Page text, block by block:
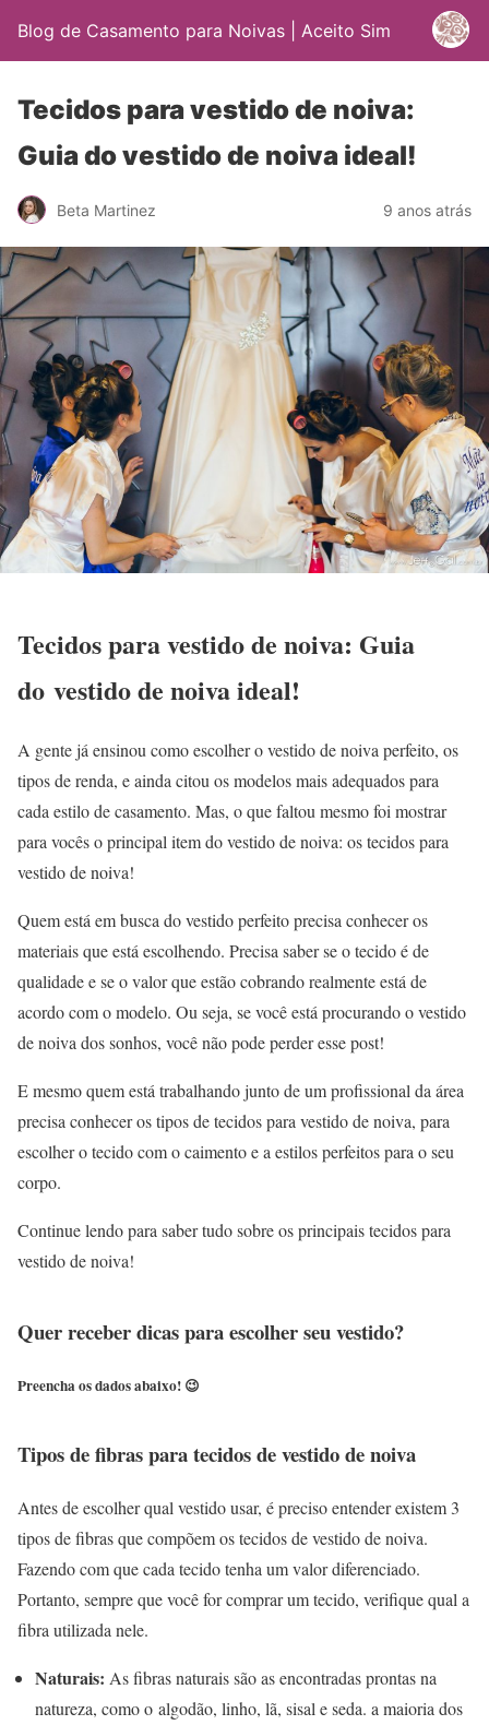
Blog de Casamento para Noivas | Aceito Sim
Tecidos para vestido de noiva:
Guia do vestido de noiva ideal!
Beta Martinez 9 anos atrás
Tecidos para vestido de noiva: Guia
do vestido de noiva ideal!
A gente já ensinou como escolher o vestido de noiva perfeito, os
tipos de renda, e ainda citou os modelos mais adequados para
cada estilo de casamento. Mas, o que faltou mesmo foi mostrar
para vocês o principal item do vestido de noiva: os tecidos para
vestido de noiva!
Quem está em busca do vestido perfeito precisa conhecer os
materiais que está escolhendo. Precisa saber se o tecido é de
qualidade e se o valor que estão cobrando realmente está de
acordo com o modelo. Ou seja, se você está procurando o vestido
de noiva dos sonhos, você não pode perder esse post!
E mesmo quem está trabalhando junto de um profissional da área
precisa conhecer os tipos de tecidos para vestido de noiva, para
escolher o tecido com o caimento e a estilos perfeitos para o seu
corpo.
Continue lendo para saber tudo sobre os principais tecidos para
vestido de noiva!
Quer receber dicas para escolher seu vestido?
Preencha os dados abaixo! 😉
Tipos de fibras para tecidos de vestido de noiva
Antes de escolher qual vestido usar, é preciso entender existem 3
tipos de fibras que compõem os tecidos de vestido de noiva.
Fazendo com que cada tecido tenha um valor diferenciado.
Portanto, sempre que você for comprar um tecido, verifique qual a
fibra utilizada nele.
Naturais: As fibras naturais são as encontradas prontas na
natureza, como o algodão, linho, lã, sisal e seda. a maioria dos